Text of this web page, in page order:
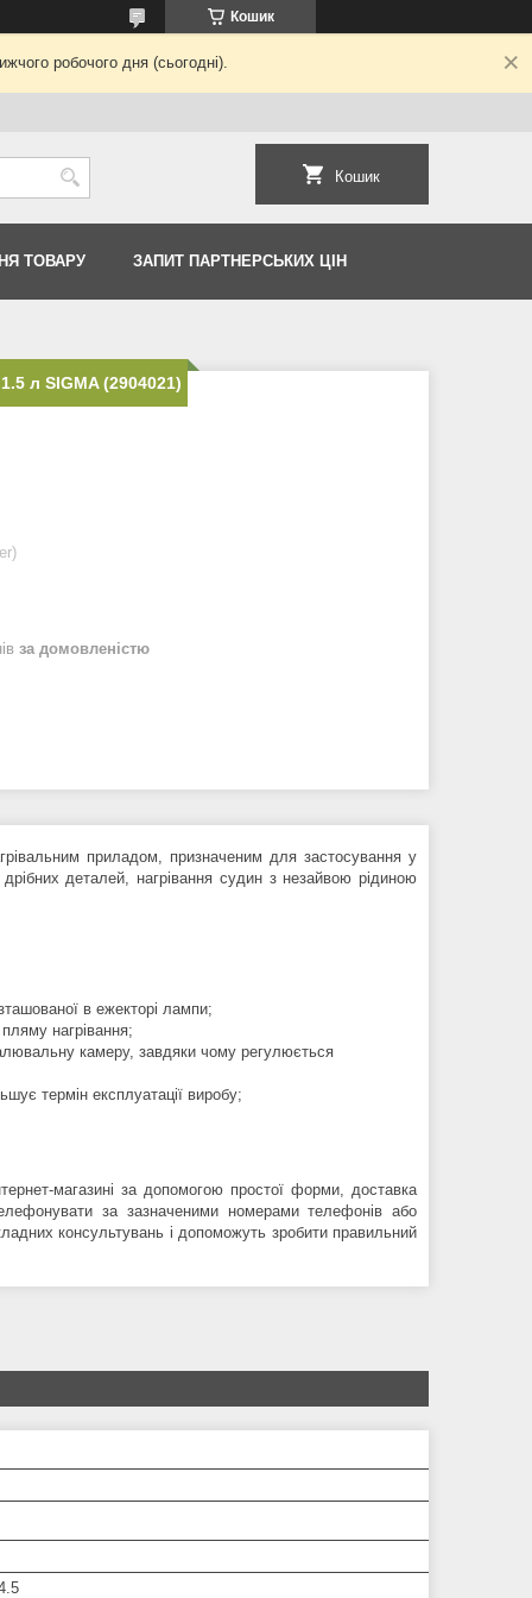
Кошик
робочого дня (сьогодні).
Кошик
ТОВАРУ ЗАПИТ ПАРТНЕРСЬКИХ ЦІН
л SIGMA (2904021)
за домовленістю
приладом, призначеним для застосування у
деталей, нагрівання судин з незайвою рідиною
в ежекторі лампи;
нагрівання;
камеру, завдяки чому регулюється
термін експлуатації виробу;
магазині за допомогою простої форми, доставка
за зазначеними номерами телефонів або
консультувань і допоможуть зробити правильний